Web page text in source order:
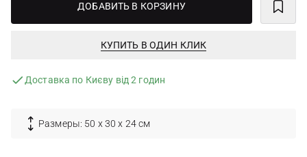
ДОБАВИТЬ В КОРЗИНУ
КУПИТЬ В ОДИН КЛИК
Доставка по Києву від 2 годин
Размеры: 50 х 30 х 24 см